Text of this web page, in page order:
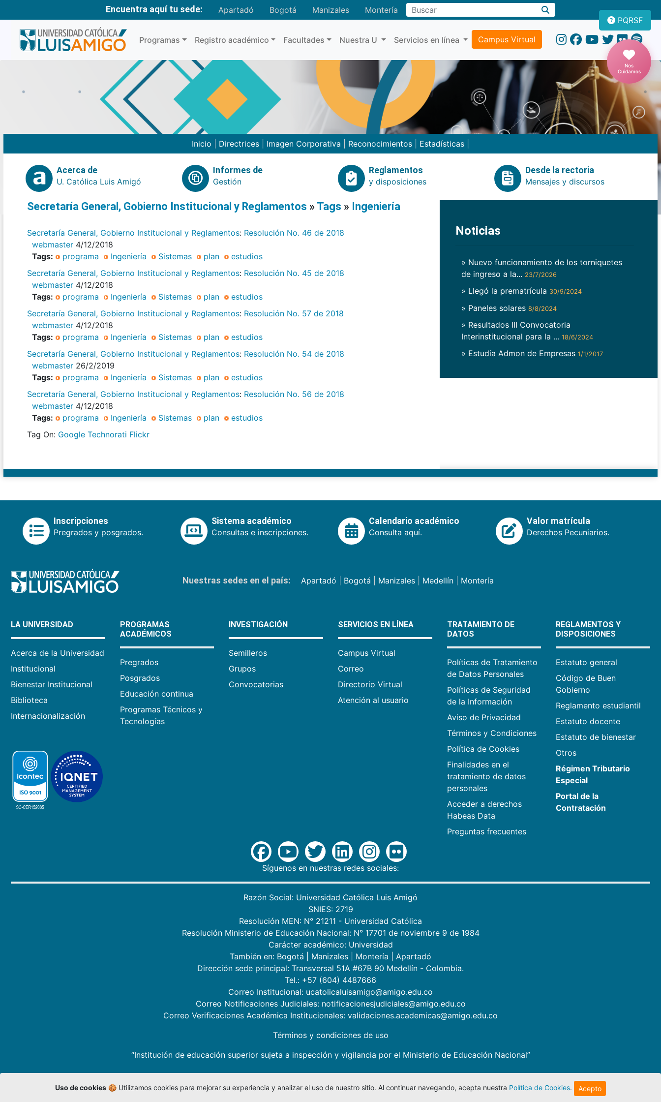
Encuentra aquí tu sede: Apartadó Bogotá Manizales MonteríaBuscar
Programas Registro académico Facultades Nuestra U Servicios en línea Campus Virtual
PQRSF
Nos
Cuidamos
Inicio Directrices Imagen Corporativa Reconocimientos Estadísticas
Acerca de
U. Católica Luis Amigó
Informes de
Gestión
Reglamentos
y disposiciones
Desde la rectoria
Mensajes y discursos
Secretaría General, Gobierno Institucional y Reglamentos » Tags » Ingeniería
Secretaría General, Gobierno Institucional y Reglamentos: Resolución No. 46 de 2018
webmaster 4/12/2018
Tags:
programa Ingeniería Sistemas plan
estudios
Secretaría General, Gobierno Institucional y Reglamentos: Resolución No. 45 de 2018
webmaster 4/12/2018
Tags:
programa Ingeniería Sistemas plan
estudios
Secretaría General, Gobierno Institucional y Reglamentos: Resolución No. 57 de 2018
webmaster 4/12/2018
Tags:
programa Ingeniería Sistemas plan
estudios
Secretaría General, Gobierno Institucional y Reglamentos: Resolución No. 54 de 2018
webmaster 26/2/2019
Tags:
programa Ingeniería Sistemas plan
estudios
Secretaría General, Gobierno Institucional y Reglamentos: Resolución No. 56 de 2018
webmaster 4/12/2018
Tags:
programa Ingeniería Sistemas plan
estudios
Tag On: Google Technorati Flickr
Noticias
» Nuevo funcionamiento de los torniquetes
de ingreso a la... 23/7/2026
» Llegó la prematrícula 30/9/2024
» Paneles solares 8/8/2024
» Resultados III Convocatoria
Interinstitucional para la ... 18/6/2024
» Estudia Admon de Empresas 1/1/2017
Inscripciones
Pregrados y posgrados.
Sistema académico
Consultas e inscripciones.
Calendario académico
Consulta aquí.
Valor matrícula
Derechos Pecuniarios.
Nuestras sedes en el país: Apartadó Bogotá Manizales| Medellín| Montería
LA UNIVERSIDAD
Acerca de la Universidad
Institucional
Bienestar Institucional
Biblioteca
Internacionalización
PROGRAMAS
ACADÉMICOS
Pregrados
Posgrados
Educación continua
Programas Técnicos y
Tecnologías
INVESTIGACIÓN
Semilleros
Grupos
Convocatorias
SERVICIOS EN LÍNEA
Campus Virtual
Correo
Directorio Virtual
Atención al usuario
TRATAMIENTO DE
DATOS
Políticas de Tratamiento
de Datos Personales
Políticas de Seguridad
de la Información
Aviso de Privacidad
Términos y Condiciones
Política de Cookies
Finalidades en el
tratamiento de datos
personales
Acceder a derechos
Habeas Data
Preguntas frecuentes
REGLAMENTOS Y
DISPOSICIONES
Estatuto general
Código de Buen
Gobierno
Reglamento estudiantil
Estatuto docente
Estatuto de bienestar
Otros
Régimen Tributario
Especial
Portal de la
Contratación
Síguenos en nuestras redes sociales:
Razón Social: Universidad Católica Luis Amigó
SNIES: 2719
Resolución MEN: N° 21211 - Universidad Católica
Resolución Ministerio de Educación Nacional: N° 17701 de noviembre 9 de 1984
Carácter académico: Universidad
También en: Bogotá Manizales Montería
Apartadó
Dirección sede principal: Transversal 51A #67B 90 Medellín - Colombia.
Tel.: +57 (604) 4487666
Correo Institucional: ucatolicaluisamigo@amigo.edu.co
Correo Notificaciones Judiciales: notificacionesjudiciales@amigo.edu.co
Correo Verificaciones Académica Institucionales: validaciones.academicas@amigo.edu.co
Términos y condiciones de uso
“Institución de educación superior sujeta a inspección y vigilancia por el Ministerio de Educación Nacional”
Uso de cookies 🍪 Utilizamos cookies para mejorar su experiencia y analizar el uso de nuestro sitio. Al continuar navegando, acepta nuestra Política de Cookies. Acepto